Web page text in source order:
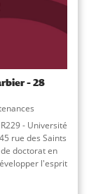
– 28
- Université
rue des Saints
doctorat en
l'esprit